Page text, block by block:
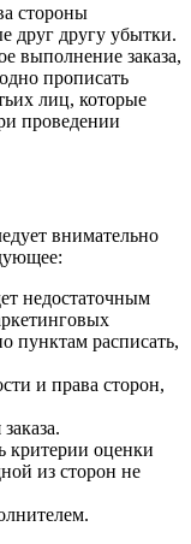
стороны
друг другу убытки.
выполнение заказа,
прописать
лиц, которые
проведении
внимательно
недостаточным
пунктам расписать,
и права сторон,
критерии оценки
из сторон не